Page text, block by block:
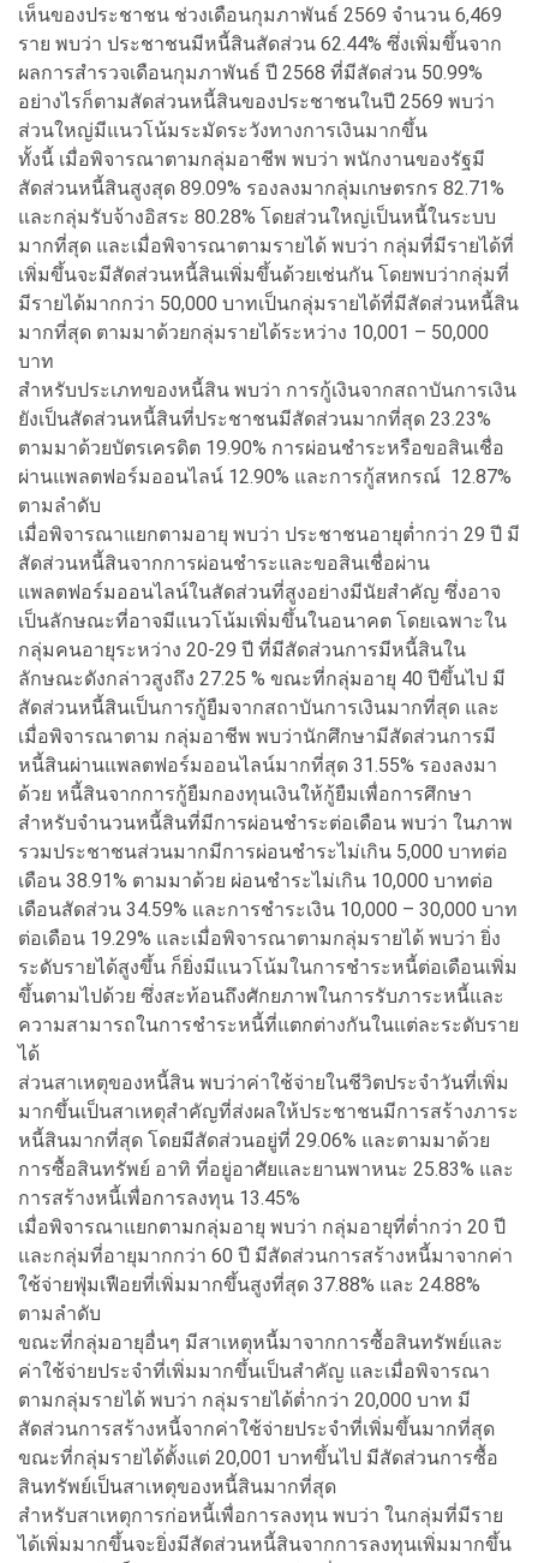
เห็นของประชาชน ช่วงเดือนกุมภาพันธ์ 2569 จำนวน 6,469
ราย พบว่า ประชาชนมีหนี้สินสัดส่วน 62.44% ซึ่งเพิ่มขึ้นจาก
ผลการสำรวจเดือนกุมภาพันธ์ ปี 2568 ที่มีสัดส่วน 50.99%
อย่างไรก็ตามสัดส่วนหนี้สินของประชาชนในปี 2569 พบว่า
ส่วนใหญ่มีแนวโน้มระมัดระวังทางการเงินมากขึ้น
ทั้งนี้ เมื่อพิจารณาตามกลุ่มอาชีพ พบว่า พนักงานของรัฐมี
สัดส่วนหนี้สินสูงสุด 89.09% รองลงมากลุ่มเกษตรกร 82.71%
และกลุ่มรับจ้างอิสระ 80.28% โดยส่วนใหญ่เป็นหนี้ในระบบ
มากที่สุด และเมื่อพิจารณาตามรายได้ พบว่า กลุ่มที่มีรายได้ที่
เพิ่มขึ้นจะมีสัดส่วนหนี้สินเพิ่มขึ้นด้วยเช่นกัน โดยพบว่ากลุ่มที่
มีรายได้มากกว่า 50,000 บาทเป็นกลุ่มรายได้ที่มีสัดส่วนหนี้สิน
มากที่สุด ตามมาด้วยกลุ่มรายได้ระหว่าง 10,001 – 50,000
บาท
สำหรับประเภทของหนี้สิน พบว่า การกู้เงินจากสถาบันการเงิน
ยังเป็นสัดส่วนหนี้สินที่ประชาชนมีสัดส่วนมากที่สุด 23.23%
ตามมาด้วยบัตรเครดิต 19.90% การผ่อนชำระหรือขอสินเชื่อ
ผ่านแพลตฟอร์มออนไลน์ 12.90% และการกู้สหกรณ์ 12.87%
ตามลำดับ
เมื่อพิจารณาแยกตามอายุ พบว่า ประชาชนอายุต่ำกว่า 29 ปี มี
สัดส่วนหนี้สินจากการผ่อนชำระและขอสินเชื่อผ่าน
แพลตฟอร์มออนไลน์ในสัดส่วนที่สูงอย่างมีนัยสำคัญ ซึ่งอาจ
เป็นลักษณะที่อาจมีแนวโน้มเพิ่มขึ้นในอนาคต โดยเฉพาะใน
กลุ่มคนอายุระหว่าง 20-29 ปี ที่มีสัดส่วนการมีหนี้สินใน
ลักษณะดังกล่าวสูงถึง 27.25 % ขณะที่กลุ่มอายุ 40 ปีขึ้นไป มี
สัดส่วนหนี้สินเป็นการกู้ยืมจากสถาบันการเงินมากที่สุด และ
เมื่อพิจารณาตาม กลุ่มอาชีพ พบว่านักศึกษามีสัดส่วนการมี
หนี้สินผ่านแพลตฟอร์มออนไลน์มากที่สุด 31.55% รองลงมา
ด้วย หนี้สินจากการกู้ยืมกองทุนเงินให้กู้ยืมเพื่อการศึกษา
สำหรับจำนวนหนี้สินที่มีการผ่อนชำระต่อเดือน พบว่า ในภาพ
รวมประชาชนส่วนมากมีการผ่อนชำระไม่เกิน 5,000 บาทต่อ
เดือน 38.91% ตามมาด้วย ผ่อนชำระไม่เกิน 10,000 บาทต่อ
เดือนสัดส่วน 34.59% และการชำระเงิน 10,000 – 30,000 บาท
ต่อเดือน 19.29% และเมื่อพิจารณาตามกลุ่มรายได้ พบว่า ยิ่ง
ระดับรายได้สูงขึ้น ก็ยิ่งมีแนวโน้มในการชำระหนี้ต่อเดือนเพิ่ม
ขึ้นตามไปด้วย ซึ่งสะท้อนถึงศักยภาพในการรับภาระหนี้และ
ความสามารถในการชำระหนี้ที่แตกต่างกันในแต่ละระดับราย
ได้
ส่วนสาเหตุของหนี้สิน พบว่าค่าใช้จ่ายในชีวิตประจำวันที่เพิ่ม
มากขึ้นเป็นสาเหตุสำคัญที่ส่งผลให้ประชาชนมีการสร้างภาระ
หนี้สินมากที่สุด โดยมีสัดส่วนอยู่ที่ 29.06% และตามมาด้วย
การซื้อสินทรัพย์ อาทิ ที่อยู่อาศัยและยานพาหนะ 25.83% และ
การสร้างหนี้เพื่อการลงทุน 13.45%
เมื่อพิจารณาแยกตามกลุ่มอายุ พบว่า กลุ่มอายุที่ต่ำกว่า 20 ปี
และกลุ่มที่อายุมากกว่า 60 ปี มีสัดส่วนการสร้างหนี้มาจากค่า
ใช้จ่ายฟุ่มเฟือยที่เพิ่มมากขึ้นสูงที่สุด 37.88% และ 24.88%
ตามลำดับ
ขณะที่กลุ่มอายุอื่นๆ มีสาเหตุหนี้มาจากการซื้อสินทรัพย์และ
ค่าใช้จ่ายประจำที่เพิ่มมากขึ้นเป็นสำคัญ และเมื่อพิจารณา
ตามกลุ่มรายได้ พบว่า กลุ่มรายได้ต่ำกว่า 20,000 บาท มี
สัดส่วนการสร้างหนี้จากค่าใช้จ่ายประจำที่เพิ่มขึ้นมากที่สุด
ขณะที่กลุ่มรายได้ตั้งแต่ 20,001 บาทขึ้นไป มีสัดส่วนการซื้อ
สินทรัพย์เป็นสาเหตุของหนี้สินมากที่สุด
สำหรับสาเหตุการก่อหนี้เพื่อการลงทุน พบว่า ในกลุ่มที่มีราย
ได้เพิ่มมากขึ้นจะยิ่งมีสัดส่วนหนี้สินจากการลงทุนเพิ่มมากขึ้น